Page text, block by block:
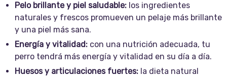
Pelo brillante y piel saludable:los ingredientes
naturales y frescos promueven un pelaje más brillante
y una piel más sana.
Energía y vitalidad:con una nutrición adecuada, tu
perro tendrá más energía y vitalidad en su día a día.
Huesos y articulaciones fuertes:la dieta natural